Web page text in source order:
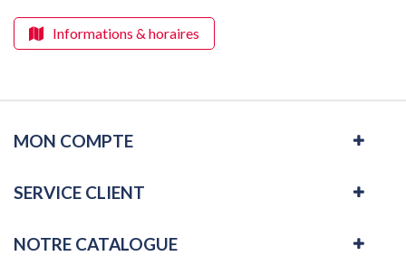
Informations & horaires
MON COMPTE
SERVICE CLIENT
NOTRE CATALOGUE